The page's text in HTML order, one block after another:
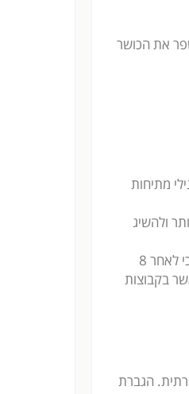
את הכושר
מתיחות
ולהשיג
מחקר שנערך בשנת 2013, בהשתתפות של תלמידים שמתאמנים בשיטת ביקראם יוגה מצא כי לאחר 8
בקבוצות
מסורתית. הגברת